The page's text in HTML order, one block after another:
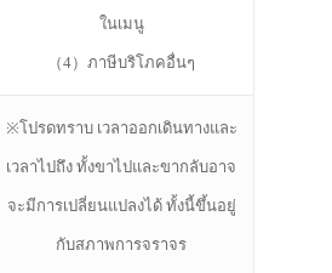
ในเมนู
（4）ภาษีบริโภคอื่นๆ
※โปรดทราบ เวลาออกเดินทางและ
เวลาไปถึง ทั้งขาไปและขากลับอาจ
จะมีการเปลี่ยนแปลงได้ ทั้งนี้ขึ้นอยู่
กับสภาพการจราจร